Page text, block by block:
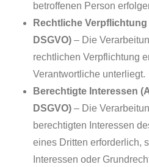
betroffenen Person
Rechtliche Verpflichtung
DSGVO) – Die
rechtlichen Verpflichtung
Verantwortliche unterliegt.
Berechtigte Interessen
DSGVO) – Die
berechtigten Interessen
eines Dritten erforderlich,
Interessen oder